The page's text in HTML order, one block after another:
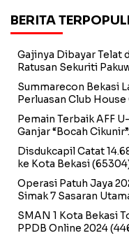
BERITA
Gajinya Dibayar Telat
Ratusan Sekuriti
Summarecon Bekasi
Perluasan Club
Pemain Terbaik AFF
Ganjar “Bocah
Disdukcapil Catat
ke Kota Bekasi
Operasi Patuh Jaya
Simak 7 Sasaran
SMAN 1 Kota Bekasi
PPDB Online 2024